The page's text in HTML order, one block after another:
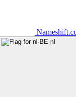
nl